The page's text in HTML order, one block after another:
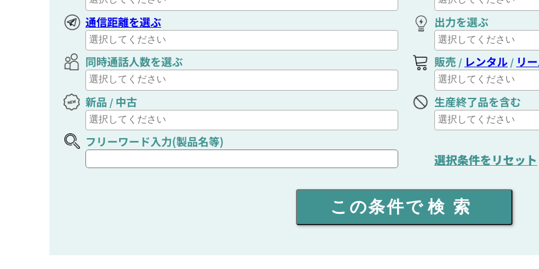
通信距離を選ぶ 出力を選ぶ
同時通話人数を選ぶ 販売 / レンタル / リ
新品 / 中古 生産終了品を含む
フリーワード入力(製品名等)
選択条件をリセット
この条件で 検索